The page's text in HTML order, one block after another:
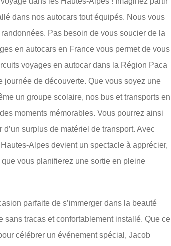
dans nos autocars tout équipés. Nous vous
Pas besoin de vous soucier de la
en autocars en France vous permet de vous
voyages en autocar dans la Région Paca
journée de découverte. Que vous soyez une
un groupe scolaire, nos bus et transports en
moments mémorables. Vous pourrez ainsi
surplus de matériel de transport. Avec
Alpes devient un spectacle à apprécier,
vous planifierez une sortie en pleine
parfaite de s’immerger dans la beauté
sans tracas et confortablement installé. Que ce
célébrer un événement spécial, Jacob